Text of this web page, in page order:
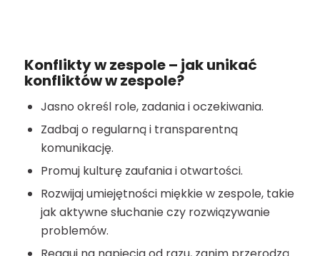
Konflikty w zespole – jak unikać
konfliktów w zespole?
Jasno określ role, zadania i oczekiwania.
Zadbaj o regularną i transparentną
komunikację.
Promuj kulturę zaufania i otwartości.
Rozwijaj umiejętności miękkie w zespole, takie
jak aktywne słuchanie czy rozwiązywanie
problemów.